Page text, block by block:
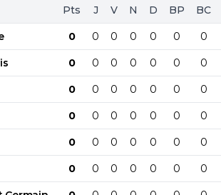
Pts J V N D BP BC
0 0 0 0 0 0 0
0 0 0 0 0 0 0
0 0 0 0 0 0 0
0 0 0 0 0 0 0
0 0 0 0 0 0 0
0 0 0 0 0 0 0